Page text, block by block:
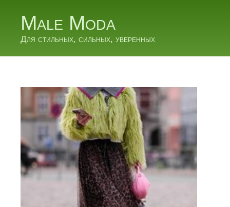
Male Moda
Для стильных, сильных, уверенных